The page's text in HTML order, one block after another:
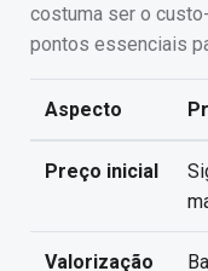
costuma ser o
pontos essenciais
Aspecto
Preço inicial
Valorização